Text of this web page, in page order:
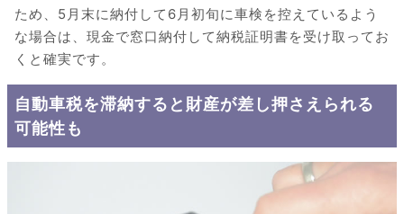
ため、5月末に納付して6月初旬に車検を控えているよう
な場合は、現金で窓口納付して納税証明書を受け取ってお
くと確実です。
自動車税を滞納すると財産が差し押さえられる
可能性も